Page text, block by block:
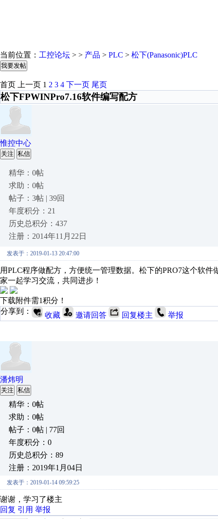
当前位置： 工控论坛 > > 产品 > PLC > 松下(Panasonic)PLC
我要发帖
首页 上一页 1 2 3 4 下一页 尾页
松下FPWINPro7.16软件编写配方
惟控中心
关注 私信
精华：0帖
求助：0帖
帖子：3帖 | 39回
年度积分：21
历史总积分：437
注册：2014年11月22日
发表于：2019-01-13 20:47:00
用PLC程序做配方，方便统一管理数据。松下的PRO7这个软
家一起学习交流，共同进步！
下载附件需1积分！
分享到：
收藏 邀请回答 回复楼主 举报
潘炜明
关注 私信
精华：0帖
求助：0帖
帖子：0帖 | 77回
年度积分：0
历史总积分：89
注册：2019年1月04日
发表于：2019-01-14 09:59:25
谢谢，学习了楼主
回复 引用 举报